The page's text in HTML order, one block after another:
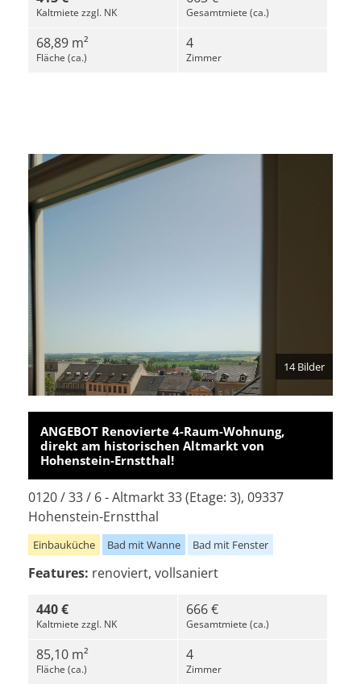
Kaltmiete zzgl. NK Gesamtmiete (ca.)
68,89 m²
Fläche (ca.)
4
Zimmer
14 Bilder
ANGEBOT Renovierte 4-Raum-Wohnung,
direkt am historischen Altmarkt von
Hohenstein-Ernstthal!
0120 / 33 / 6 - Altmarkt 33 (Etage: 3), 09337
Hohenstein-Ernstthal
Einbauküche Bad mit Wanne Bad mit Fenster
Features: renoviert, vollsaniert
440 €
Kaltmiete zzgl. NK
666 €
Gesamtmiete (ca.)
85,10 m²
Fläche (ca.)
4
Zimmer